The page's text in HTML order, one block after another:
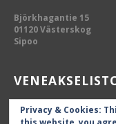
Björkhagantie 15
01120 Västerskog
Sipoo
Privacy & Cookies: